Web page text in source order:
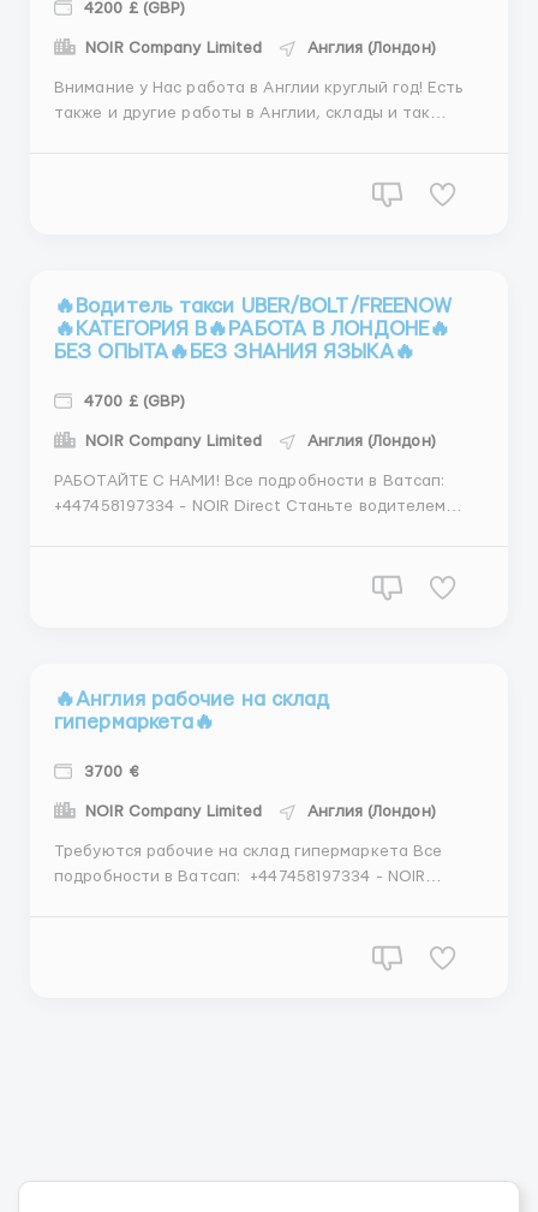
4200 £ (GBP)
NOIR Company Limited Англия (Лондон)
Внимание у Нас работа в Англии круглый год! Есть
также и другие работы в Англии, склады и так
известная кондитерская компания проводит набор
🔥Водитель такси UBER/BOLT/FREENOW
🔥КАТЕГОРИЯ В🔥РАБОТА В ЛОНДОНЕ🔥
БЕЗ ОПЫТА🔥БЕЗ ЗНАНИЯ ЯЗЫКА🔥
4700 £ (GBP)
NOIR Company Limited Англия (Лондон)
РАБОТАЙТЕ С НАМИ! Все подробности в Ватсап:‪
+447458197334 ‪- NOIR Direct Станьте водителем
🔥Англия рабочие на склад
гипермаркета🔥
3700 €
NOIR Company Limited Англия (Лондон)
Требуются рабочие на склад гипермаркета Все
подробности в Ватсап: ‪ ‪+447458197334 ‪- NOIR
заявки от работодателей на 55 + ); --- образование